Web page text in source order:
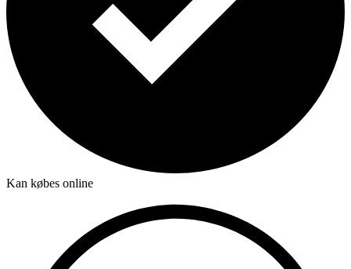
Kan købes online